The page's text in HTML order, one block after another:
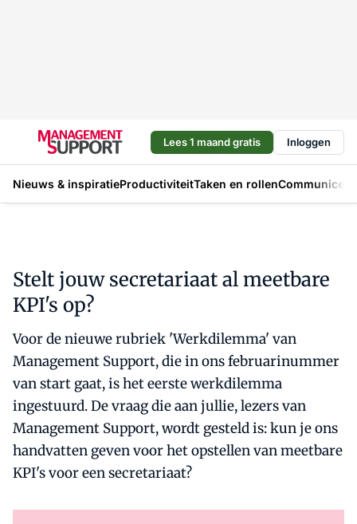
Lees 1 maand gratis Inloggen
Nieuws & inspiratieProductiviteitTaken en rollen
Stelt jouw secretariaat al meetbare
KPI's op?
Voor de nieuwe rubriek 'Werkdilemma' van
Management Support, die in ons februarinummer
van start gaat, is het eerste werkdilemma
ingestuurd. De vraag die aan jullie, lezers van
Management Support, wordt gesteld is: kun je ons
handvatten geven voor het opstellen van meetbare
KPI's voor een secretariaat?